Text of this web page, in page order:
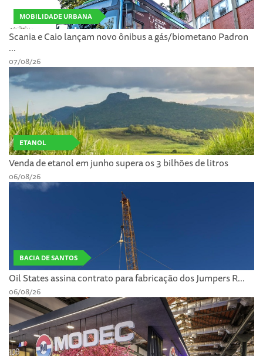
MOBILIDADE URBANA
Scania e Caio lançam novo ônibus a gás/biometano Padron
...
07/08/26
ETANOL
Venda de etanol em junho supera os 3 bilhões de litros
06/08/26
BACIA DE SANTOS
Oil States assina contrato para fabricação dos Jumpers R...
06/08/26